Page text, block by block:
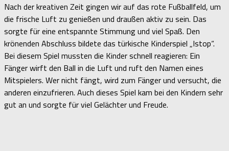
Nach der kreativen Zeit gingen wir auf das rote Fußballfeld, um
die frische Luft zu genießen und draußen aktiv zu sein. Das
sorgte für eine entspannte Stimmung und viel Spaß. Den
krönenden Abschluss bildete das türkische Kinderspiel „Istop“.
Bei diesem Spiel mussten die Kinder schnell reagieren: Ein
Fänger wirft den Ball in die Luft und ruft den Namen eines
Mitspielers. Wer nicht fängt, wird zum Fänger und versucht, die
anderen einzufrieren. Auch dieses Spiel kam bei den Kindern sehr
gut an und sorgte für viel Gelächter und Freude.